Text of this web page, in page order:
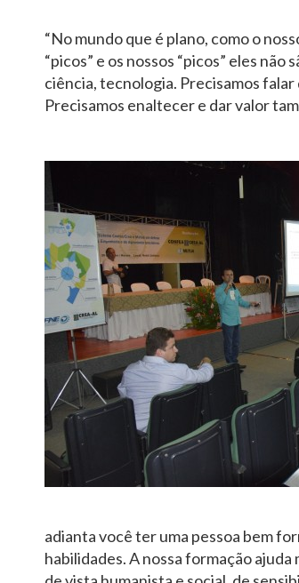
“No mundo que é plano, como o
“picos” e os nossos “picos” eles
ciência, tecnologia. Precisamos
Precisamos enaltecer e dar valor
adianta você ter uma pessoa bem
habilidades. A nossa formação